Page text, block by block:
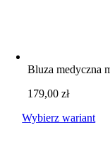
Bluza medyczna
179,00zł
Wybierz wariant